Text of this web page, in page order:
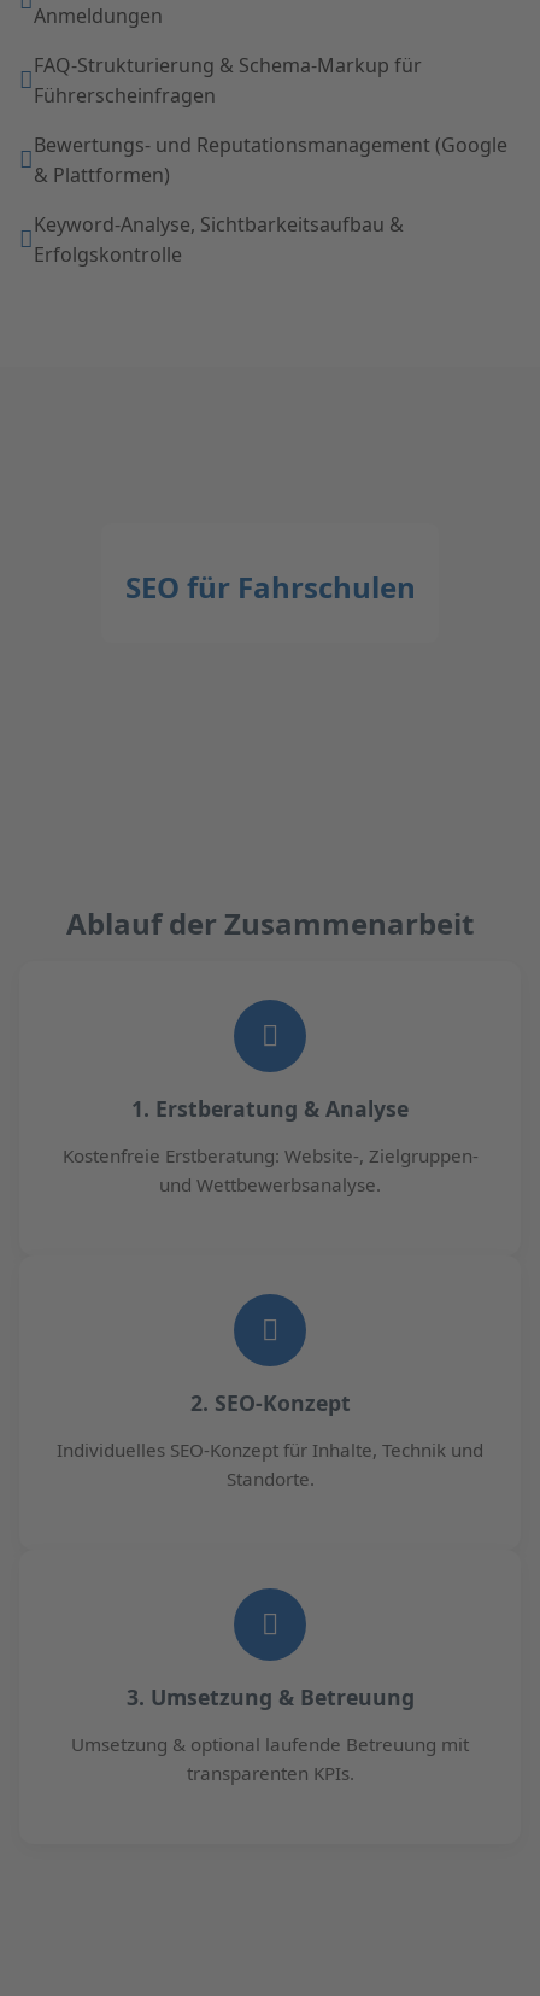
Anmeldungen
FAQ-Strukturierung & Schema-Markup für
Führerscheinfragen
Bewertungs- und Reputationsmanagement (Google
& Plattformen)
Keyword-Analyse, Sichtbarkeitsaufbau &
Erfolgskontrolle
SEO für Fahrschulen
Ablauf der Zusammenarbeit
1. Erstberatung & Analyse
Kostenfreie Erstberatung: Website-, Zielgruppen-
und Wettbewerbsanalyse.
2. SEO-Konzept
Individuelles SEO-Konzept für Inhalte, Technik und
Standorte.
3. Umsetzung & Betreuung
Umsetzung & optional laufende Betreuung mit
transparenten KPIs.